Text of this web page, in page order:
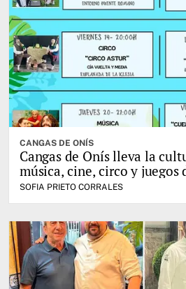
CANGAS DE ONÍS
Cangas de Onís lleva la
música, cine, circo y juegos
SOFIA PRIETO CORRALES